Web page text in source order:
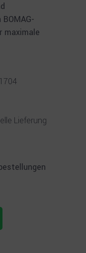
maximale
Lieferung